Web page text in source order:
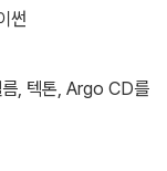
썬
, 텍톤, Argo CD를